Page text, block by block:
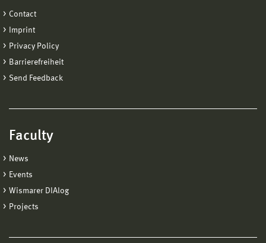
Contact
Imprint
Privacy Policy
Barrierefreiheit
Send Feedback
Faculty
News
Events
Wismarer DIAlog
Projects